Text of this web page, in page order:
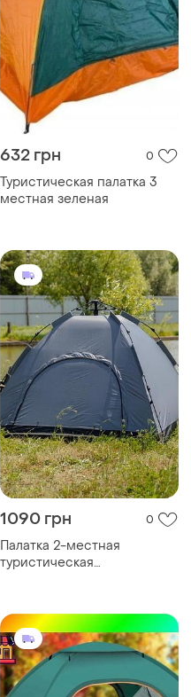
632 грн 0
Туристическая палатка 3
местная зеленая
1090 грн 0
Палатка 2-местная
туристическая